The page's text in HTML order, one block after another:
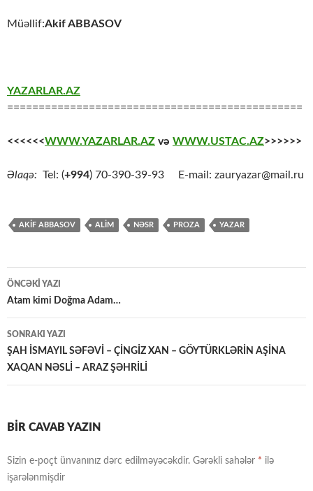
Müəllif:Akif ABBASOV
YAZARLAR.AZ
===============================================
<<<<<<WWW.YAZARLAR.AZ və WWW.USTAC.AZ>>>>>>
Əlaqə: Tel: (+994) 70-390-39-93 E-mail: zauryazar@mail.ru
AKİF ABBASOV ALİM NƏSR PROZA YAZAR
Yazılar
üzrə
naviqasiya
ÖNCƏKI YAZI
Atam kimi Doğma Adam…
SONRAKI YAZI
ŞAH İSMAYIL SƏFƏVİ – ÇİNGİZ XAN – GÖYTÜRKLƏRİN AŞİNA
XAQAN NƏSLİ – ARAZ ŞƏHRİLİ
BIR CAVAB YAZIN
Sizin e-poçt ünvanınız dərc edilməyəcəkdir. Gərəkli sahələr * ilə
işarələnmişdir